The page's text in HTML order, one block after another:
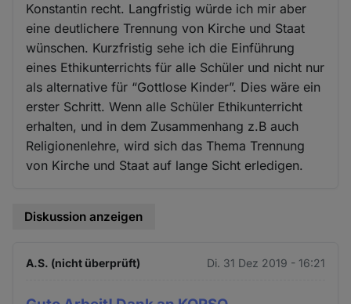
Konstantin recht. Langfristig würde ich mir aber
eine deutlichere Trennung von Kirche und Staat
wünschen. Kurzfristig sehe ich die Einführung
eines Ethikunterrichts für alle Schüler und nicht nur
als alternative für “Gottlose Kinder”. Dies wäre ein
erster Schritt. Wenn alle Schüler Ethikunterricht
erhalten, und in dem Zusammenhang z.B auch
Religionenlehre, wird sich das Thema Trennung
von Kirche und Staat auf lange Sicht erledigen.
Diskussion anzeigen
A.S. (nicht überprüft) Di. 31 Dez 2019 - 16:21